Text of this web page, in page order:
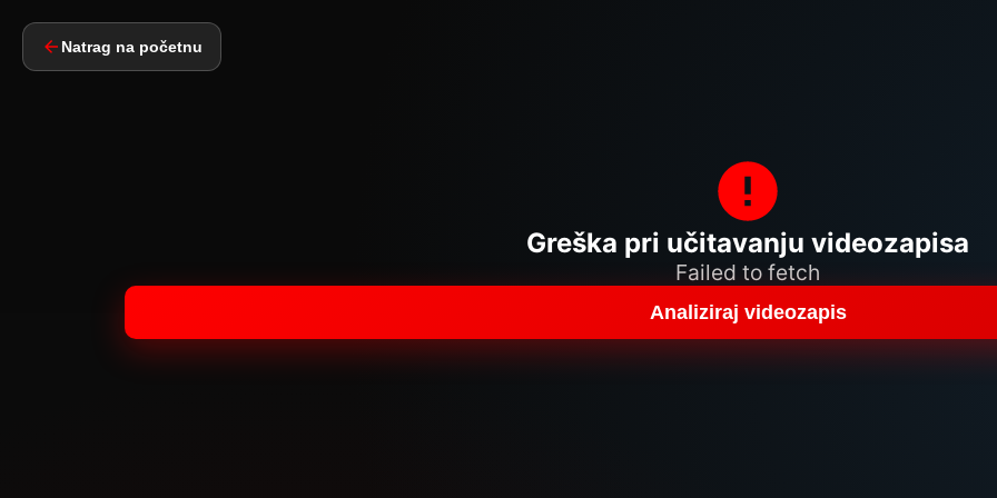
Natrag na početnu
Greška pri učitavanju videozapisa
Failed to fetch
Analiziraj videozapis